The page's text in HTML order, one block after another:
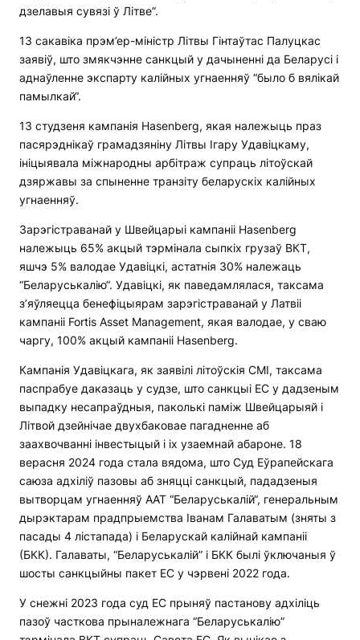
дзелавыя сувязі ў Літве”.
13 сакавіка прэм’ер-міністр Літвы Гінтаўтас Палуцкас
заявіў, што змякчэнне санкцый у дачыненні да Беларусі і
аднаўленне экспарту калійных угнаенняў “было б вялікай
памылкай“.
13 студзеня кампанія Hasenberg, якая належыць праз
пасярэднікаў грамадзяніну Літвы Ігару Удавіцкаму,
ініцыявала міжнародны арбітраж супраць літоўскай
дзяржавы за спыненне транзіту беларускіх калійных
угнаенняў.
Зарэгістраванай у Швейцарыі кампаніі Hasenberg
належыць 65% акцый тэрмінала сыпкіх грузаў ВКТ,
яшчэ 5% валодае Удавіцкі, астатнія 30% належаць
“Беларуськалію“. Удавіцкі, як паведамлялася, таксама
з’яўляецца бенефіцыярам зарэгістраванай у Латвіі
кампаніі Fortis Asset Management, якая валодае, у сваю
чаргу, 100% акцый кампаніі Hasenberg.
Кампанія Удавіцкага, як заявілі літоўскія СМІ, таксама
паспрабуе даказаць у судзе, што санкцыі ЕС у дадзеным
выпадку несапраўдныя, паколькі паміж Швейцарыяй і
Літвой дзейнічае двухбаковае пагадненне аб
заахвочванні інвестыцый і іх узаемнай абароне. 18
верасня 2024 года стала вядома, што Суд Еўрапейскага
саюза адхіліў пазовы аб зняцці санкцый, пададзеныя
вытворцам угнаенняў ААТ “Беларуськалій“, генеральным
дырэктарам прадпрыемства Іванам Галаватым (зняты з
пасады 4 лістапада) і Беларускай калійнай кампаніі
(БКК). Галаваты, “Беларуськалій” і БКК былі ўключаныя ў
шосты санкцыйны пакет ЕС у чэрвені 2022 года.
У снежні 2023 года суд ЕС прыняў пастанову адхіліць
пазоў часткова прыналежнага “Беларуськалію”